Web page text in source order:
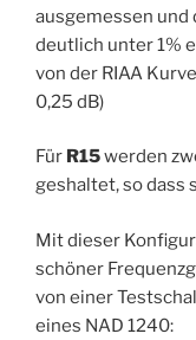
ausgemessen und
deutlich unter 1%
von der RIAA
0,25 dB)
Für R15werden
geshaltet, so dass
Mit dieser
schöner
von einer
eines NAD 1240: